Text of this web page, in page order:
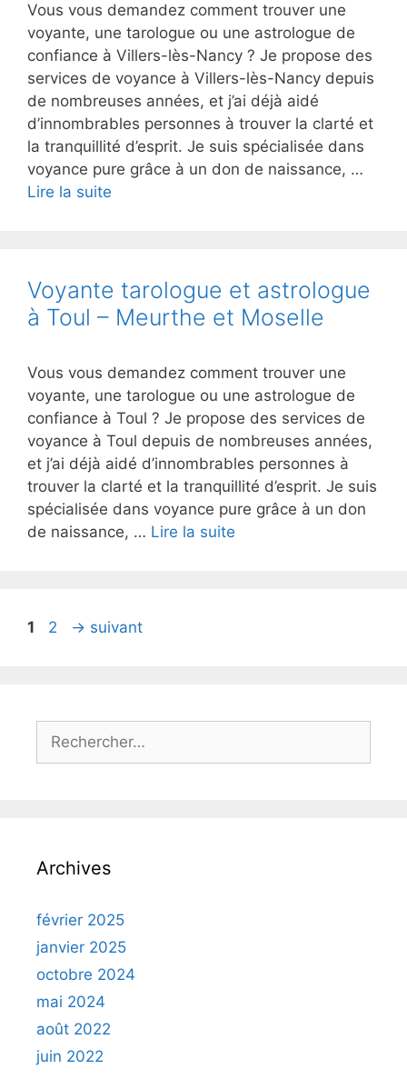
Vous vous demandez comment trouver une
voyante, une tarologue ou une astrologue de
confiance à Villers-lès-Nancy ? Je propose des
services de voyance à Villers-lès-Nancy depuis
de nombreuses années, et j’ai déjà aidé
d’innombrables personnes à trouver la clarté et
la tranquillité d’esprit. Je suis spécialisée dans
voyance pure grâce à un don de naissance, …
Lire la suite
Voyante tarologue et astrologue
à Toul – Meurthe et Moselle
Vous vous demandez comment trouver une
voyante, une tarologue ou une astrologue de
confiance à Toul ? Je propose des services de
voyance à Toul depuis de nombreuses années,
et j’ai déjà aidé d’innombrables personnes à
trouver la clarté et la tranquillité d’esprit. Je suis
spécialisée dans voyance pure grâce à un don
de naissance, … Lire la suite
1 2 → suivant
Archives
février 2025
janvier 2025
octobre 2024
mai 2024
août 2022
juin 2022